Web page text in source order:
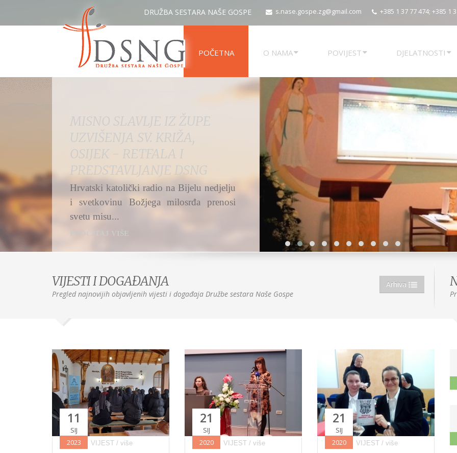
DRUŽBA SESTARA NAŠE GOSPE s.nase.gospe.zg@gmail.com +385 1 37 77 474; +385 1
POČETNA O NAMA POVIJEST DJELATNOSTI
MISNO SLAVLJE IZ ŽUPE
UZVIŠENJA SV. KRIŽA,
OSIJEK - RETFALA I
PREDSTAVLJANJE DSNG
Hrvatski katolički radio na Bijelu nedjelju
i svetkovinu Božjega milosrđa prenosi
svetu misu...
PROČITAJ VIŠE
VIJESTI I DOGAĐANJA
Pregled najnovijih objavljenih vijesti i događaja Družbe sestara Naše Gospe
Arhiva
11
SIJ
2023
VIJEST / više
21
SIJ
2020
VIJEST / više
21
SIJ
2020
VIJEST / više